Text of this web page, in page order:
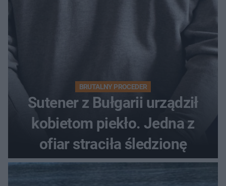
BRUTALNY PROCEDER
Sutener z Bułgarii urządził
kobietom piekło. Jedna z
ofiar straciła śledzionę